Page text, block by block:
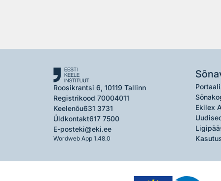
Roosikrantsi 6, 10119 Tallinn
Registrikood 70004011
Keelenõu631 3731
Üldkontakt617 7500
E-posteki@eki.ee
Wordweb App 1.48.0
Ekilex